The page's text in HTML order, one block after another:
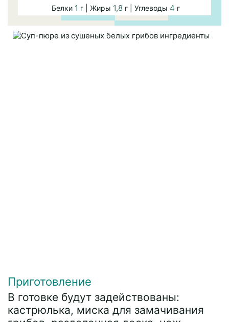
Белки 1 г | Жиры 1,8 г | Углеводы 4 г
Приготовление
В готовке будут задействованы:
кастрюлька, миска для замачивания